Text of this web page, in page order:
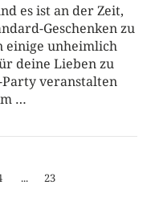
es ist an der Zeit,
Geschenken zu
einige unheimlich
deine Lieben zu
veranstalten
…
... 23